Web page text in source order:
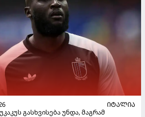
ᲘᲢᲐᲚᲘᲐ
გასხვისება უნდა, მაგრამ